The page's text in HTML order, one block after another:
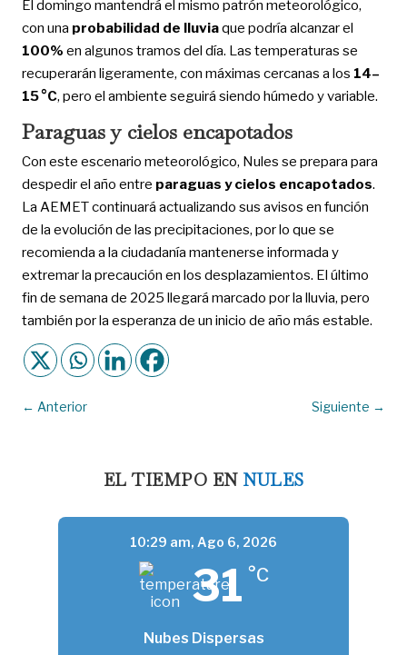
El domingo mantendrá el mismo patrón meteorológico,
con una probabilidad de lluviaque podría alcanzar el
100% en algunos tramos del día. Las temperaturas se
recuperarán ligeramente, con máximas cercanas a los 14–
15 °C, pero el ambiente seguirá siendo húmedo y variable.
Paraguas y cielos encapotados
Con este escenario meteorológico, Nules se prepara para
despedir el año entre paraguas y cielos encapotados.
La AEMET continuará actualizando sus avisos en función
de la evolución de las precipitaciones, por lo que se
recomienda a la ciudadanía mantenerse informada y
extremar la precaución en los desplazamientos. El último
fin de semana de 2025 llegará marcado por la lluvia, pero
también por la esperanza de un inicio de año más estable.
← Anterior Siguiente →
EL TIEMPO EN NULES
10:29 am, Ago 6, 2026
31 °C
Nubes Dispersas